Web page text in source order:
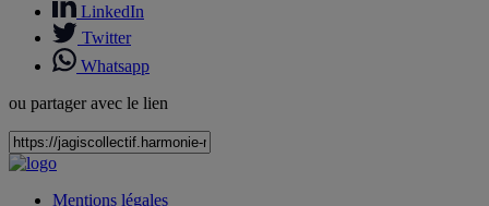
LinkedIn
Twitter
Whatsapp
ou partager avec le lien
Mentions légales